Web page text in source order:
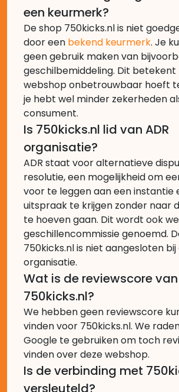
een keurmerk?
De shop 750kicks.nl is niet
door een bekend keurmerk. Je
geen gebruik maken van
geschilbemiddeling. Dit
webshop onbetrouwbaar hoeft
je hebt wel minder zekerheden
consument.
Is 750kicks.nl lid van ADR
organisatie?
ADR staat voor alternatieve
resolutie, een mogelijkheid om
voor te leggen aan een instantie
uitspraak te krijgen zonder naar
te hoeven gaan. Dit wordt ook
geschillencommissie genoemd.
750kicks.nl is niet aangesloten bij
organisatie.
Wat is de reviewscore van
750kicks.nl?
We hebben geen reviewscore
vinden voor 750kicks.nl. We
Google te gebruiken om toch
vinden over deze webshop.
Is de verbinding met
versleuteld?